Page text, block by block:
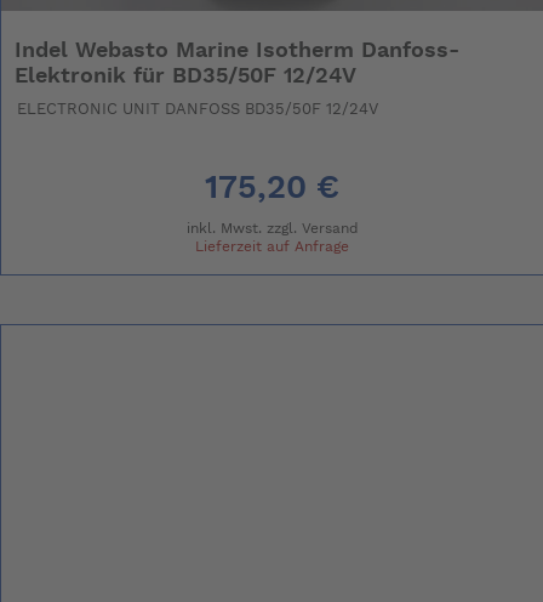
Indel Webasto Marine Isotherm Danfoss-
Elektronik für BD35/50F 12/24V
ELECTRONIC UNIT DANFOSS BD35/50F 12/24V
175,20 €
inkl. Mwst. zzgl. Versand
Lieferzeit auf Anfrage